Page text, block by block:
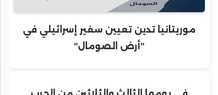
موريتانيا تدين تعيين سفير إسرائيلي في
"أرض الصومال"